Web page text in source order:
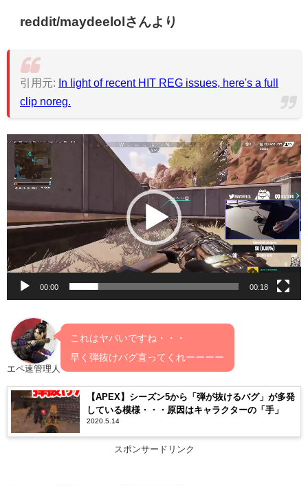
reddit/maydeelolさんより
引用元:
In light of recent HIT REG issues, here's a full
clip noreg.
動
画
プ
レ
ー
ー
00:00 00:18
エペ速管理人
これはヤバいですね・・・
早く弾抜けバグ直ってくれーーーー
【APEX】シーズン5から「弾が抜けるバグ」が多発
している模様・・・原因はキャラクターの「手」
2020.5.14
スポンサードリンク